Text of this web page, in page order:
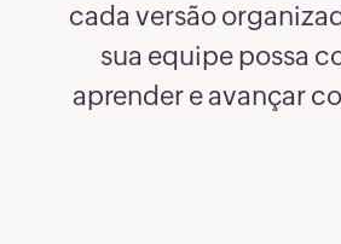
cada versão
sua equipe possa
aprender e avançar